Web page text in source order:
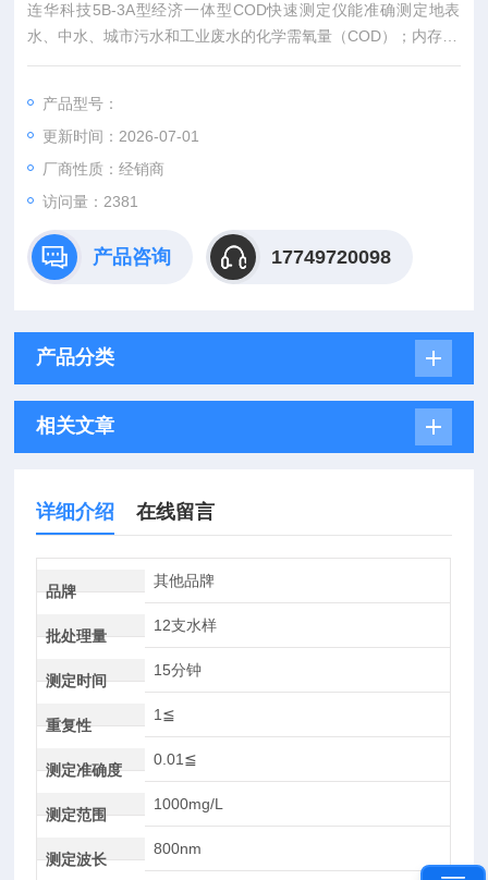
连华科技5B-3A型经济一体型COD快速测定仪能准确测定地表
水、中水、城市污水和工业废水的化学需氧量（COD）；内存20
条标准曲线，能自行修订并保存；可精确存储1000个数据信息
史数据。
产品型号：
更新时间：2026-07-01
厂商性质：经销商
访问量：2381
产品咨询 17749720098
产品分类
相关文章
详细介绍 在线留言
品牌
其他品牌
批处理量
12支水样
测定时间
15分钟
重复性
1≦
测定准确度
0.01≦
测定范围
1000mg/L
测定波长
800nm